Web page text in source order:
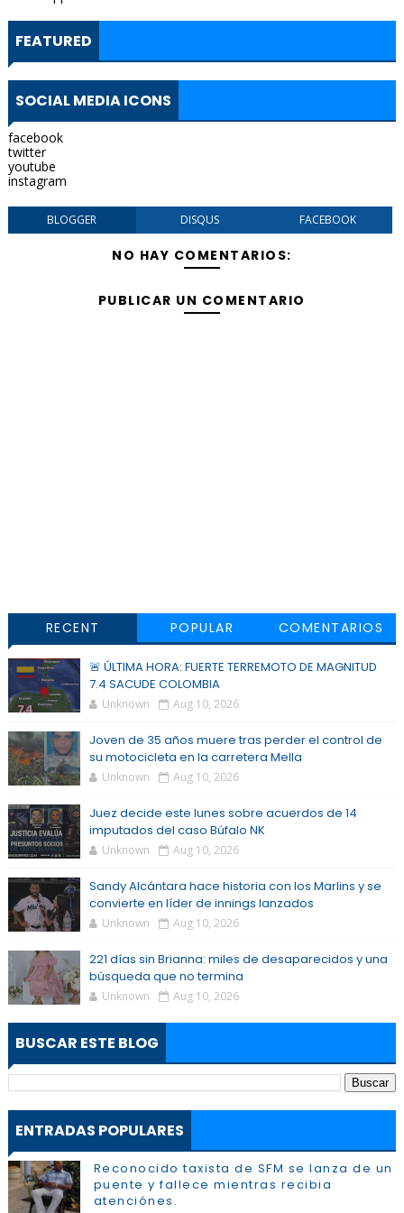
FEATURED
SOCIAL MEDIA ICONS
facebook
twitter
youtube
instagram
BLOGGER DISQUS FACEBOOK
NO HAY COMENTARIOS:
PUBLICAR UN COMENTARIO
RECENT POPULAR COMENTARIOS
🚨 ÚLTIMA HORA: FUERTE TERREMOTO DE MAGNITUD
7.4 SACUDE COLOMBIA
Unknown Aug 10, 2026
Joven de 35 años muere tras perder el control de
su motocicleta en la carretera Mella
Unknown Aug 10, 2026
Juez decide este lunes sobre acuerdos de 14
imputados del caso Búfalo NK
Unknown Aug 10, 2026
Sandy Alcántara hace historia con los Marlins y se
convierte en líder de innings lanzados
Unknown Aug 10, 2026
221 días sin Brianna: miles de desaparecidos y una
búsqueda que no termina
Unknown Aug 10, 2026
BUSCAR ESTE BLOG
ENTRADAS POPULARES
Reconocido taxista de SFM se lanza de un
puente y fallece mientras recibia
atenciónes.